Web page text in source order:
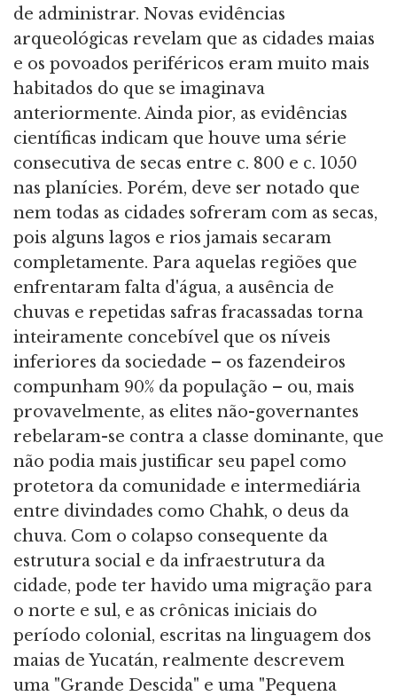
de administrar. Novas evidências
arqueológicas revelam que as cidades maias
e os povoados periféricos eram muito mais
habitados do que se imaginava
anteriormente. Ainda pior, as evidências
científicas indicam que houve uma série
consecutiva de secas entre c. 800 e c. 1050
nas planícies. Porém, deve ser notado que
nem todas as cidades sofreram com as secas,
pois alguns lagos e rios jamais secaram
completamente. Para aquelas regiões que
enfrentaram falta d'água, a ausência de
chuvas e repetidas safras fracassadas torna
inteiramente concebível que os níveis
inferiores da sociedade – os fazendeiros
compunham 90% da população – ou, mais
provavelmente, as elites não-governantes
rebelaram-se contra a classe dominante, que
não podia mais justificar seu papel como
protetora da comunidade e intermediária
entre divindades como Chahk, o deus da
chuva. Com o colapso consequente da
estrutura social e da infraestrutura da
cidade, pode ter havido uma migração para
o norte e sul, e as crônicas iniciais do
período colonial, escritas na linguagem dos
maias de Yucatán, realmente descrevem
uma "Grande Descida" e uma "Pequena